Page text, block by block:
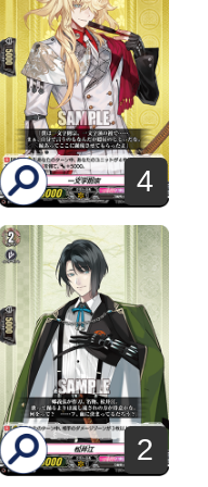
4
2